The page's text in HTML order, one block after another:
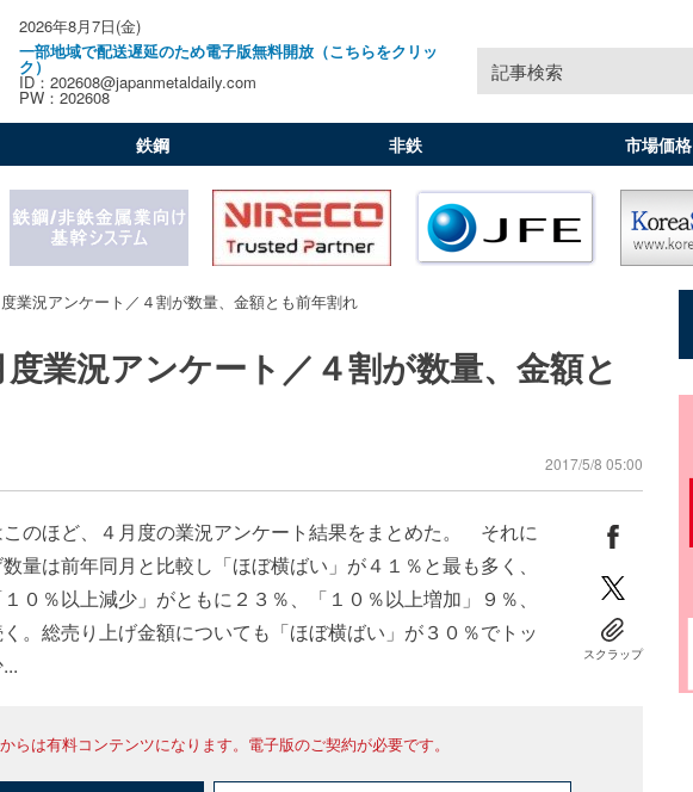
2026年8月7日(金)
一部地域で配送遅延のため電子版無料開放（こちらをクリッ
ク）
ID：202608@japanmetaldaily.com
PW：202608
記事検索
鉄鋼 非鉄 市場価格
業況アンケート／４割が数量、金額とも前年割れ
業況アンケート／４割が数量、金額と
2017/5/8 05:00
のほど、４月度の業況アンケート結果をまとめた。 それに
量は前年同月と比較し「ほぼ横ばい」が４１％と最も多く、
０％以上減少」がともに２３％、「１０％以上増加」９％、
く。総売り上げ金額についても「ほぼ横ばい」が３０％でトッ
スクラップ
らは有料コンテンツになります。電子版のご契約が必要です。